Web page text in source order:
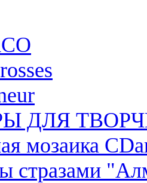
ДЛЯ
мозаика
стразами